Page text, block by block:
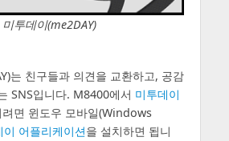
미투데이(me2DAY)
는 친구들과 의견을 교환하고, 공감
SNS입니다. M8400에서 미투데이
려면 윈도우 모바일(Windows
이 어플리케이션을 설치하면 됩니